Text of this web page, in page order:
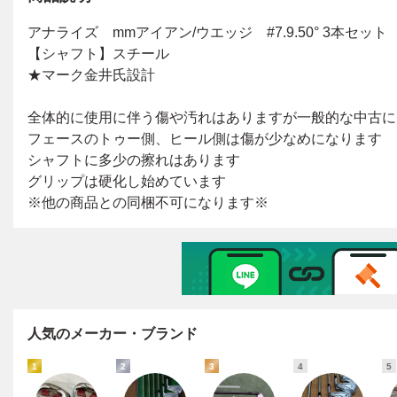
人気のメーカー・ブランド
1 2 3 4 5